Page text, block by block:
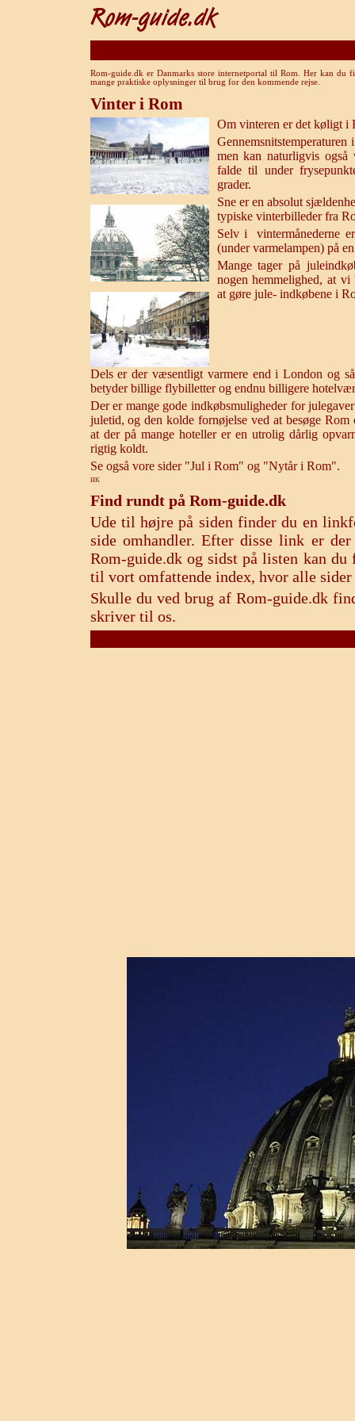
Rom-guide.dk er Danmarks store internetportal til Rom. Her kan du
mange praktiske oplysninger til brug for den kommende rejse.
Vinter i Rom
Om vinteren er det køligt i
men kan naturligvis
falde til under
grader.
Sne er en absolut
typiske vinterbilleder fra
Selv i vintermånederne
(under varmelampen) på
Mange tager på
nogen hemmelighed, at
at gøre jule- indkøbene i
Dels er der væsentligt varmere end i London og
betyder billige flybilletter og endnu billigere
Der er mange gode indkøbsmuligheder for
juletid, og den kolde fornøjelse ved at besøge
at der på mange hoteller er en utrolig dårlig
rigtig koldt.
Se også vore sider "Jul i Rom" og "Nytår i Rom".
HK
Find rundt på Rom-guide.dk
Ude til højre på siden finder du en
side omhandler. Efter disse link er
Rom-guide.dk og sidst på listen kan
til vort omfattende index, hvor alle
Skulle du ved brug af Rom-guide.dk
skriver til os.